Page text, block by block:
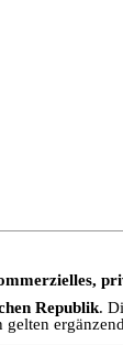
Republik.